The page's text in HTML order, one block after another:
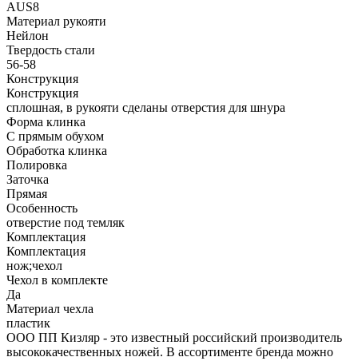
AUS8
Материал рукояти
Нейлон
Твердость стали
56-58
Конструкция
Конструкция
сплошная, в рукояти сделаны отверстия для шнура
Форма клинка
С прямым обухом
Обработка клинка
Полировка
Заточка
Прямая
Особенность
отверстие под темляк
Комплектация
Комплектация
нож;чехол
Чехол в комплекте
Да
Материал чехла
пластик
ООО ПП Кизляр - это известный российский производитель
высококачественных ножей. В ассортименте бренда можно